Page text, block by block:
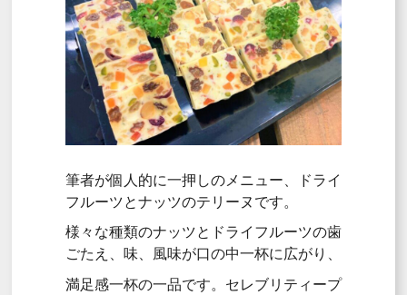
筆者が個人的に一押しのメニュー、ドライ
フルーツとナッツのテリーヌです。
様々な種類のナッツとドライフルーツの歯
ごたえ、味、風味が口の中一杯に広がり、
満足感一杯の一品です。セレブリティープ